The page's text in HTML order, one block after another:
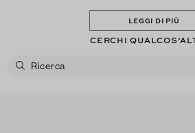
LEGGI DI PIÙ
CERCHI